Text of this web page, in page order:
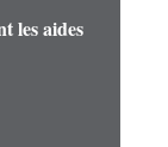
les aides